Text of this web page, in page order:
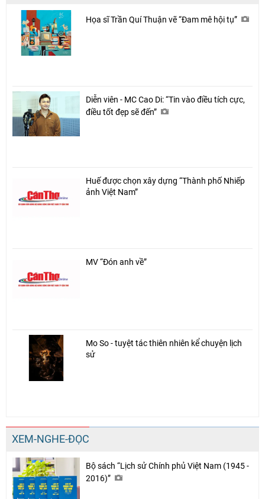
Họa sĩ Trần Quí Thuận vẽ “Đam mê hội tụ”
Diễn viên - MC Cao Di: “Tin vào điều tích cực,
điều tốt đẹp sẽ đến”
Huế được chọn xây dựng “Thành phố Nhiếp
ảnh Việt Nam”
MV “Đón anh về”
Mo So - tuyệt tác thiên nhiên kể chuyện lịch
sử
XEM-NGHE-ĐỌC
Bộ sách “Lịch sử Chính phủ Việt Nam (1945 -
2016)”